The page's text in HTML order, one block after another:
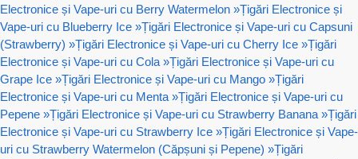
Electronice și Vape-uri cu Berry Watermelon »Țigări Electronice și
Vape-uri cu Blueberry Ice »Țigări Electronice și Vape-uri cu Capsuni
(Strawberry) »Țigări Electronice și Vape-uri cu Cherry Ice »Țigări
Electronice și Vape-uri cu Cola »Țigări Electronice și Vape-uri cu
Grape Ice »Țigări Electronice și Vape-uri cu Mango »Țigări
Electronice și Vape-uri cu Menta »Țigări Electronice și Vape-uri cu
Pepene »Țigări Electronice și Vape-uri cu Strawberry Banana »Țigări
Electronice și Vape-uri cu Strawberry Ice »Țigări Electronice și Vape-
uri cu Strawberry Watermelon (Căpșuni și Pepene) »Țigări